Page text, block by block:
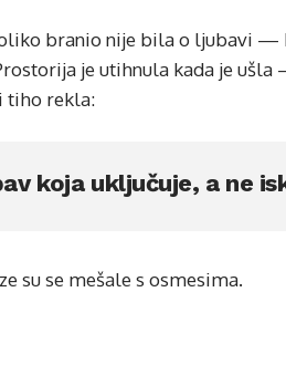
branio nije bila o ljubavi —
je utihnula kada je
tiho rekla:
koja uključuje, a ne
su se mešale s osmesima.